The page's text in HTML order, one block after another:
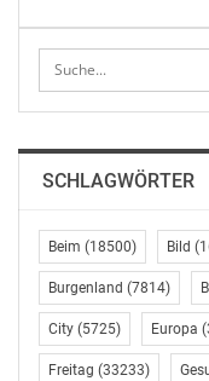
Tiroler Tageszeitung
0512 5354 5101
OTS-ORIGINALTEXT
© Copyright APA-
der jeweilige
Gefällt mir:
SCHLAGWÖRTER
Beim (18500) Bild
Burgenland (7814)
City (5725) Europa
Freitag (33233)